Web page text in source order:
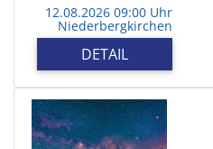
12.08.2026 09:00 Uhr
Niederbergkirchen
DETAIL